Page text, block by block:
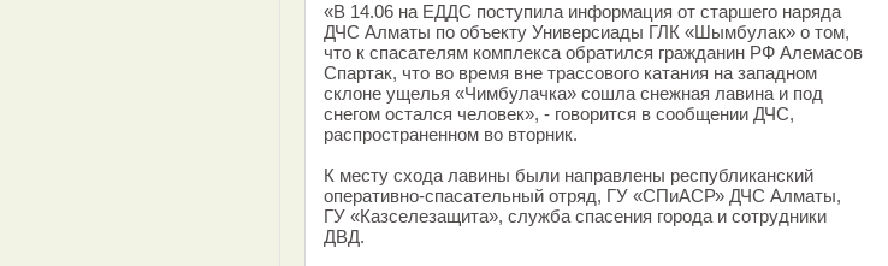
«В 14.06 на ЕДДС поступила информация от старшего наряда
ДЧС Алматы по объекту Универсиады ГЛК «Шымбулак» о том,
что к спасателям комплекса обратился гражданин РФ Алемасов
Спартак, что во время вне трассового катания на западном
склоне ущелья «Чимбулачка» сошла снежная лавина и под
снегом остался человек», - говорится в сообщении ДЧС,
распространенном во вторник.
К месту схода лавины были направлены республиканский
оперативно-спасательный отряд, ГУ «СПиАСР» ДЧС Алматы,
ГУ «Казселезащита», служба спасения города и сотрудники
ДВД.